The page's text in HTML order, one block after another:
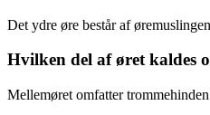
Det ydre øre består af
Hvilken del af øret kaldes
Mellemøret omfatter